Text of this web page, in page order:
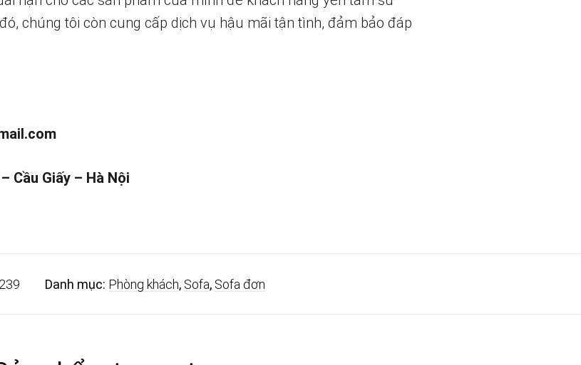
chúng tôi còn cung cấp dịch vụ hậu mãi tận tình, đảm bảo đáp
Cầu Giấy – Hà Nội
Danh mục: Phòng khách, Sofa, Sofa đơn